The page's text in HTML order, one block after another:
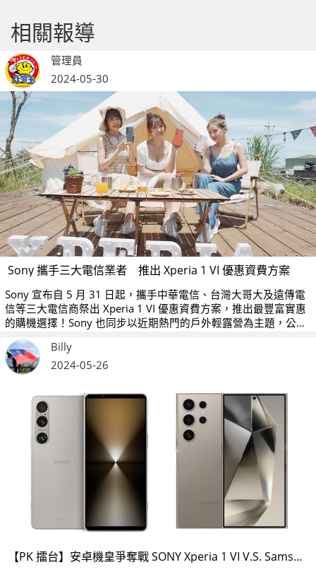
相關報導
管理員
2024-05-30
Sony 攜手三大電信業者 推出 Xperia 1 VI 優惠資費方案
Sony 宣布自 5 月 31 日起，攜手中華電信、台灣大哥大及遠傳電
信等三大電信商祭出 Xperia 1 VI 優惠資費方案，推出最豐富實惠
的購機選擇！Sony 也同步以近期熱門的戶外輕露營為主題，公開
Xperia 1 VI 一系列實拍美照，推薦優異便利的動靜拍攝功能，放
大生活裡更多精彩時刻！
Billy
2024-05-26
【PK 擂台】安卓機皇爭奪戰 SONY Xperia 1 VI V.S. Samsung Galaxy S24 Ultra